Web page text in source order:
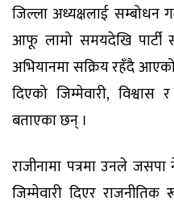
जिल्ला अध्यक्षलाई सम्बोधन
आफू लामो समयदेखि पार्टी
अभियानमा सक्रिय रहँदै
दिएको जिम्मेवारी,
बताएका छन् ।
राजीनामा पत्रमा उनले
जिम्मेवारी दिएर